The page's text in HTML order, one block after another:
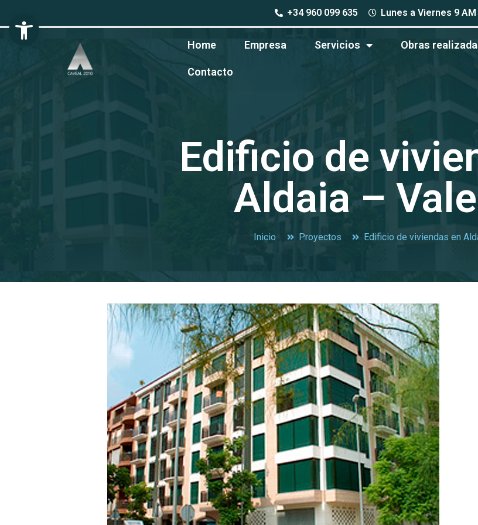
Abrir barra de herramientas +34 960 099 635 Lunes a Viernes 9 AM
Home Empresa Servicios Obras
Contacto
Edificio de
Aldaia –
Inicio Proyectos Edificio de viviendas en